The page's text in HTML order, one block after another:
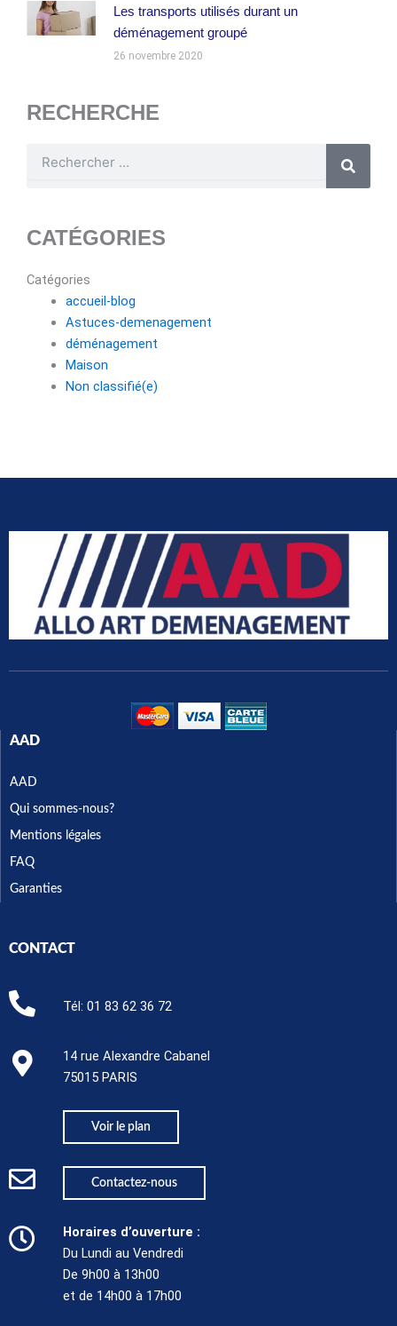
Les transports utilisés durant un
déménagement groupé
26 novembre 2020
RECHERCHE
CATÉGORIES
Catégories
accueil-blog
Astuces-demenagement
déménagement
Maison
Non classifié(e)
AAD
AAD
Qui sommes-nous?
Mentions légales
FAQ
Garanties
CONTACT
Tél:01 83 62 36 72
14 rue Alexandre Cabanel
75015 PARIS​
Voir le plan
Contactez-nous
Horaires d’ouverture :
Du Lundi au Vendredi
De 9h00 à 13h00
et de 14h00 à 17h00